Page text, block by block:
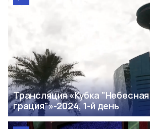
Трансляция «Кубка "Небесная
грация"»-2024, 1-й день